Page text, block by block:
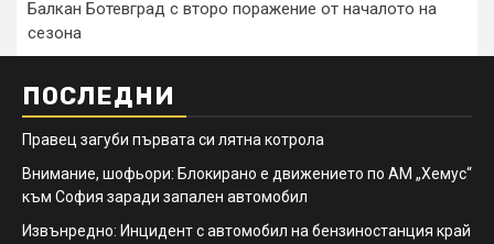
Балкан Ботевград с второ поражение от началото на
сезона
ПОСЛЕДНИ
Правец загуби първата си лятна котрола
Внимание, шофьори: Блокирано е движението по АМ „Хемус“
към София заради запален автомобил
Извънредно: Инцидент с автомобил на бензиностанция край